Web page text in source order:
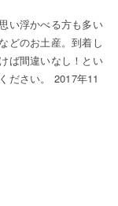
い浮かべる方も多い
どのお土産。到着し
ば間違いなし！とい
ださい。 2017年11